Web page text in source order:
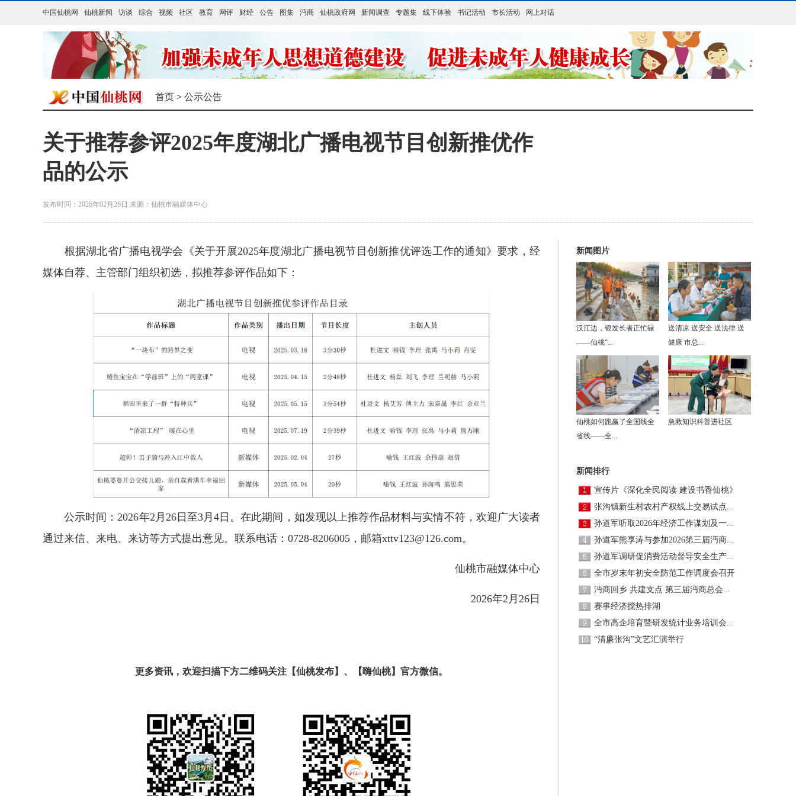
中国仙桃网 仙桃新闻 访谈 综合 视频 社区 教育 网评 财经 公告 图集 沔商 仙桃政府网 新闻调查 专题集 线下体验 书记活动 市长活动 网上对话
首页 > 公示公告
关于推荐参评2025年度湖北广播电视节目创新推优作
品的公示
发布时间：2026年02月26日 来源： 仙桃市融媒体中心
根据湖北省广播电视学会《关于开展2025年度湖北广播电视节目创新推优评选工作的通知》要求，经
媒体自荐、主管部门组织初选，拟推荐参评作品如下：
公示时间：2026年2月 26日至3月4 日。在此期间，如发现以上推荐作品材料与实情不符，欢迎广大读者
通过来信、来电、来访等方式提出意见。联系电话：0728-8206005，邮箱xttv123@126.com。
仙桃市融媒体中心
2026年2月 26 日
更多资讯，欢迎扫描下方二维码关注【仙桃发布】、【嗨仙桃】官方微信。
新闻图片
汉江边，银发长者正忙碌
——仙桃“...
送清凉 送安全 送法律 送
健康 市总...
仙桃如何跑赢了全国线全
省线——全...
急救知识科普进社区
新闻排行
宣传片《深化全民阅读 建设书香仙桃》
张沟镇新生村农村产权线上交易试点...
孙道军听取2026年经济工作谋划及一...
孙道军熊享涛与参加2026第三届沔商...
孙道军调研促消费活动督导安全生产...
全市岁末年初安全防范工作调度会召开
沔商回乡 共建支点 第三届沔商总会...
赛事经济搅热排湖
全市高企培育暨研发统计业务培训会...
“清廉张沟”文艺汇演举行